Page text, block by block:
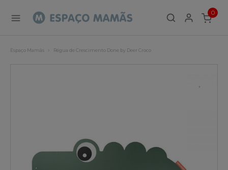
0
ITEMS
Espaço Mamãs Régua de Crescimento Done by Deer Croco